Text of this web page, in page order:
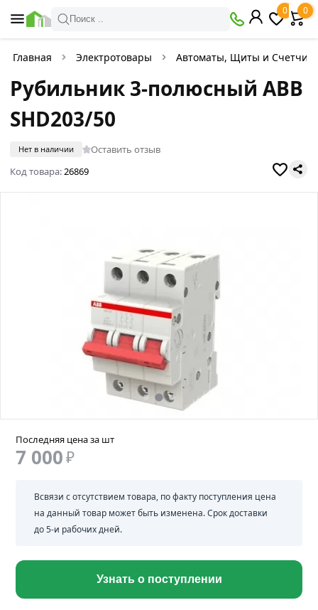
Поиск ..
0 0
Главная Электротовары Автоматы, Щиты и
Рубильник 3-полюсный ABB
SHD203/50
Нет в наличии
Оставить отзыв
Код товара:26869
Последняя цена за шт
7 000₽
Всвязи с отсутствием товара, по факту поступления цена
на данный товар может быть изменена. Срок доставки
до 5-и рабочих дней.
Узнать о поступлении